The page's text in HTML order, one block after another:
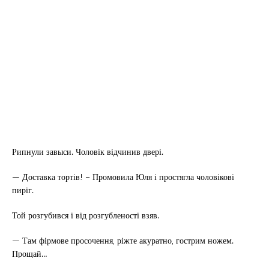
Рипнули завыси. Чоловік відчинив двері.
— Доставка тортів! – Промовила Юля і простягла чоловікові
пиріг.
Той розгубився і від розгубленості взяв.
— Там фірмове просочення, ріжте акуратно, гострим ножем.
Прощай…